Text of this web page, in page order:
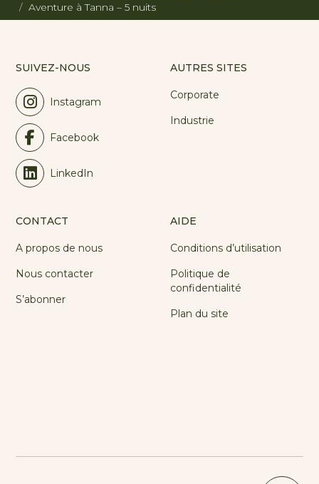
Aventure à Tanna – 5 nuits
SUIVEZ-NOUS
Instagram
Facebook
LinkedIn
AUTRES SITES
Corporate
Industrie
CONTACT
A propos de nous
Nous contacter
S’abonner
AIDE
Conditions d’utilisation
Politique de
confidentialité
Plan du site